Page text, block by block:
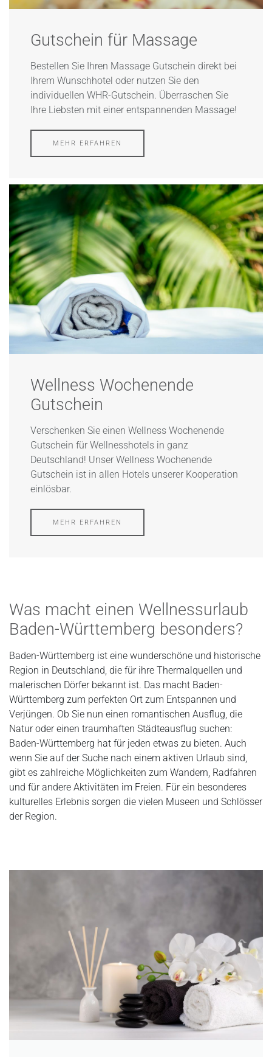
Gutschein für Massage​
Bestellen Sie Ihren Massage Gutschein direkt bei
Ihrem Wunschhotel oder nutzen Sie den
individuellen WHR-Gutschein. Überraschen Sie
Ihre Liebsten mit einer entspannenden Massage!
MEHR ERFAHREN
Wellness Wochenende
Gutschein
Verschenken Sie einen Wellness Wochenende
Gutschein für Wellnesshotels in ganz
Deutschland! Unser Wellness Wochenende
Gutschein ist in allen Hotels unserer Kooperation
einlösbar.
MEHR ERFAHREN
Was macht einen Wellnessurlaub
Baden-Württemberg besonders?
Baden-Württemberg ist eine wunderschöne und historische
Region in Deutschland, die für ihre Thermalquellen und
malerischen Dörfer bekannt ist. Das macht Baden-
Württemberg zum perfekten Ort zum Entspannen und
Verjüngen. Ob Sie nun einen romantischen Ausflug, die
Natur oder einen traumhaften Städteausflug suchen:
Baden-Württemberg hat für jeden etwas zu bieten. Auch
wenn Sie auf der Suche nach einem aktiven Urlaub sind,
gibt es zahlreiche Möglichkeiten zum Wandern, Radfahren
und für andere Aktivitäten im Freien. Für ein besonderes
kulturelles Erlebnis sorgen die vielen Museen und Schlösser
der Region.